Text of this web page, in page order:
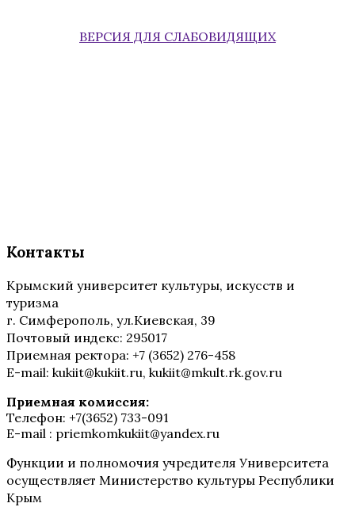
ВЕРСИЯ ДЛЯ СЛАБОВИДЯЩИХ
Контакты
Крымский университет культуры, искусств и
туризма
г. Симферополь, ул.Киевская, 39
Почтовый индекс: 295017
Приемная ректора: +7 (3652) 276-458
E-mail: kukiit@kukiit.ru, kukiit@mkult.rk.gov.ru
Приемная комиссия:
Телефон: +7(3652) 733-091
E-mail : priemkomkukiit@yandex.ru
Функции и полномочия учредителя Университета
осуществляет Министерство культуры Республики
Крым